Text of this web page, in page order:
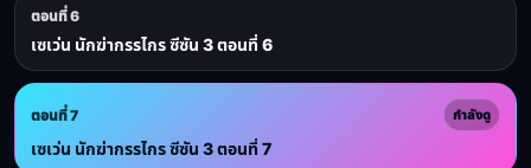
ตอนที่ 6
เซเว่น นักฆ่ากรรไกร ซีซัน 3 ตอนที่ 6
ตอนที่ 7 กำลังดู
เซเว่น นักฆ่ากรรไกร ซีซัน 3 ตอนที่ 7